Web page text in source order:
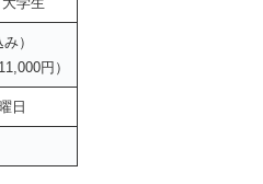
）
円）
日